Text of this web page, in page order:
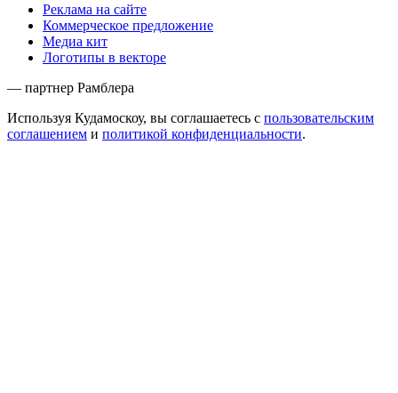
Реклама на сайте
Коммерческое предложение
Медиа кит
Логотипы в векторе
— партнер Рамблера
Используя Кудамоскоу, вы соглашаетесь с пользовательским
соглашением и политикой конфиденциальности.